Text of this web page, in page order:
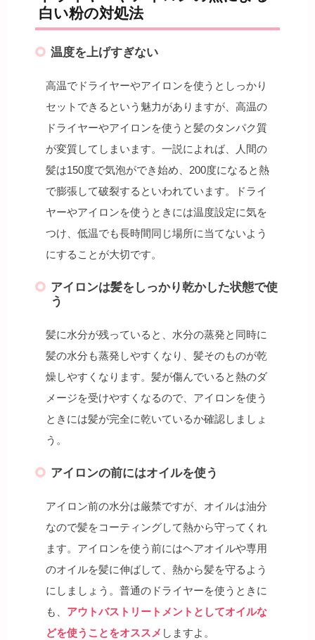
白い粉の対処法
温度を上げすぎない
高温でドライヤーやアイロンを使うとしっかり
セットできるという魅力がありますが、高温の
ドライヤーやアイロンを使うと髪のタンパク質
が変質してしまいます。一説によれば、人間の
髪は150度で気泡ができ始め、200度になると熱
で膨張して破裂するといわれています。ドライ
ヤーやアイロンを使うときには温度設定に気を
つけ、低温でも長時間同じ場所に当てないよう
にすることが大切です。
アイロンは髪をしっかり乾かした状態で使
う
髪に水分が残っていると、水分の蒸発と同時に
髪の水分も蒸発しやすくなり、髪そのものが乾
燥しやすくなります。髪が傷んでいると熱のダ
メージを受けやすくなるので、アイロンを使う
ときには髪が完全に乾いているか確認しましょ
う。
アイロンの前にはオイルを使う
アイロン前の水分は厳禁ですが、オイルは油分
なので髪をコーティングして熱から守ってくれ
ます。アイロンを使う前にはヘアオイルや専用
のオイルを髪に伸ばして、熱から髪を守るよう
にしましょう。普通のドライヤーを使うときに
も、 アウトバストリートメントとしてオイルな
どを使うことをオススメ しますよ。